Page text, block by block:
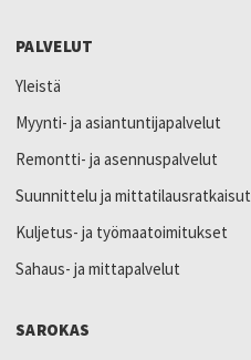
PALVELUT
Yleistä
Myynti- ja asiantuntijapalvelut
Remontti- ja asennuspalvelut
Suunnittelu ja mittatilausratkaisut
Kuljetus- ja työmaatoimitukset
Sahaus- ja mittapalvelut
SAROKAS